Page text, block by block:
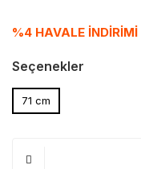
%4 HAVALE İNDİRİMİ
Seçenekler
71 cm